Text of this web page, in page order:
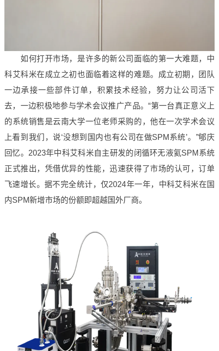
如何打开市场，是许多的新公司面临的第一大难题，中
科艾科米在成立之初也面临着这样的难题。成立初期，团队
一边承接一些部件订单，积累技术经验，努力让公司活下
去，一边积极地参与学术会议推广产品。“第一台真正意义上
的系统销售是云南大学一位老师采购的，他在一次学术会议
上看到我们，说‘没想到国内也有公司在做SPM系统’。”郇庆
回忆。2023年中科艾科米自主研发的闭循环无液氦SPM系统
正式推出，凭借优异的性能，迅速获得了市场的认可，订单
飞速增长。据不完全统计，仅2024年一年，中科艾科米在国
内SPM新增市场的份额即超越国外厂商。